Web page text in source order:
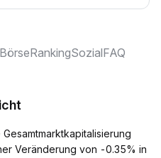
BörseRankingSozialFAQ
Veränderung von -0.35% in